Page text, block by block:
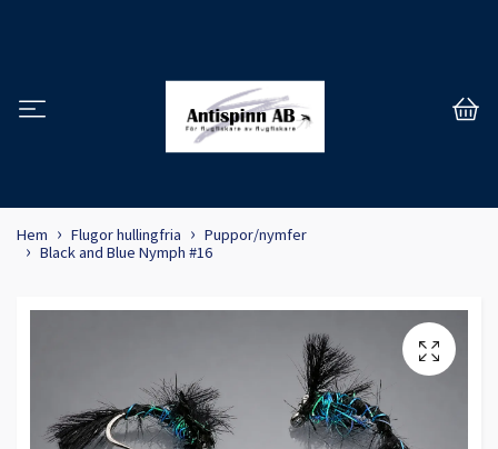
Hem Flugor hullingfria
Puppor/nymfer
Black and Blue Nymph #16